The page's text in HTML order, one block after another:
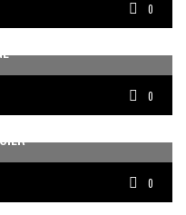
0
FACE AUX
0
0